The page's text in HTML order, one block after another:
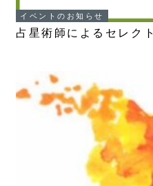
イベントのお知らせ
占星術師によるセレク